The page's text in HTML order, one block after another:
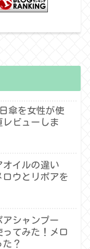
傘を女性が使
レビューしま
オイルの違い
ロウとリポアを
アシャンプー
ってみた！メロ
？